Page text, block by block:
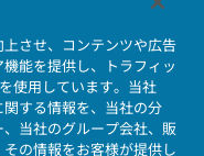
報
会社情報新着一覧
せ
させ、コンテンツや広告
能を提供し、トラフィッ
使用しています。当社
する情報を、当社の分
当社のグループ会社、販
の情報をお客様が提供し